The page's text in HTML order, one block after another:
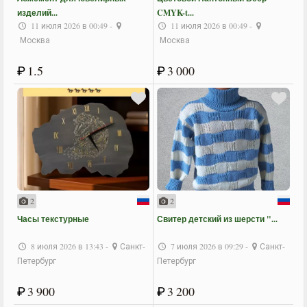
изделий...
11 июля 2026 в 00:49 -
Москва
₽ 1.5
CMYK-t...
11 июля 2026 в 00:49 -
Москва
₽3 000
2
Часы текстурные
8 июля 2026 в 13:43 -
Санкт-
Петербург
₽3 900
2
Свитер детский из шерсти "...
7 июля 2026 в 09:29 -
Санкт-
Петербург
₽3 200